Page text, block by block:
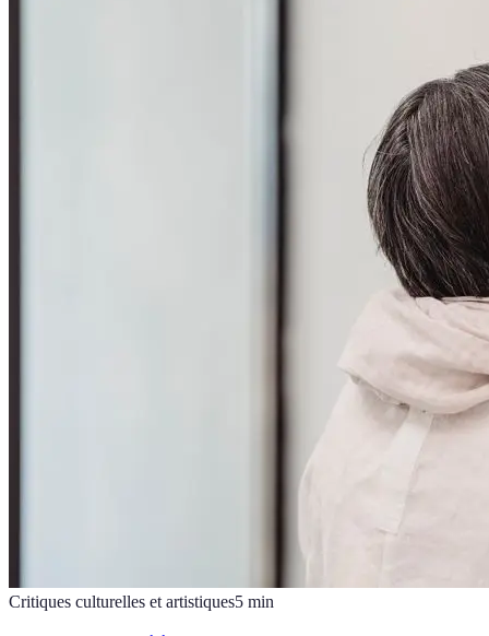
Critiques culturelles et artistiques5 min